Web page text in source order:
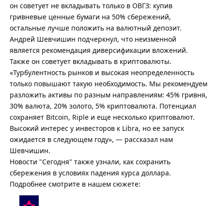
он советует не вкладывать только в ОВГЗ: купив
гривневые ценные бумаги на 50% сбережений,
остальные лучше положить на валютный депозит.
Андрей Шевчишин подчеркнул, что неизменной
является рекомендация диверсификации вложений.
Также он советует вкладывать в криптовалюты.
«Турбулентность рынков и высокая неопределенность
только повышают такую необходимость. Мы рекомендуем
разложить активы по разным направлениям: 45% гривня,
30% валюта, 20% золото, 5% криптовалюта. Потенциал
сохраняет Bitcoin, Riple и еще несколько криптовалют.
Высокий интерес у инвесторов к Libra, но ее запуск
ожидается в следующем году», — рассказал нам
Шевчишин.
Новости "Сегодня" также узнали, как сохранить
сбережения в условиях падения курса доллара.
Подробнее смотрите в нашем сюжете: